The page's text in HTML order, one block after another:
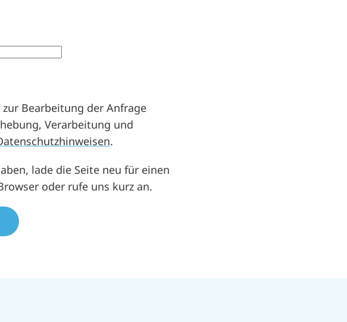
Bearbeitung der Anfrage
Verarbeitung und
.
lade die Seite neu für einen
oder rufe uns kurz an.